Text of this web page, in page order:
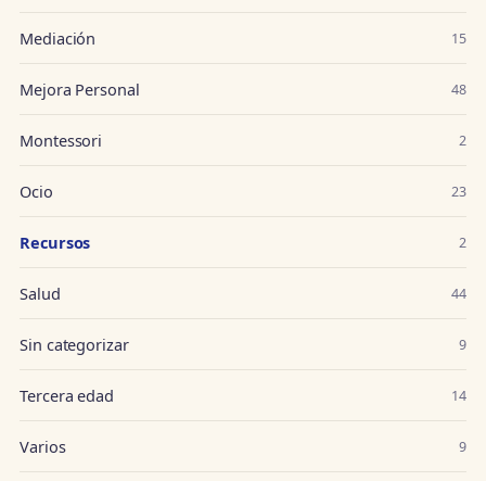
Mediación 15
Mejora Personal 48
Montessori 2
Ocio 23
Recursos 2
Salud 44
Sin categorizar 9
Tercera edad 14
Varios 9